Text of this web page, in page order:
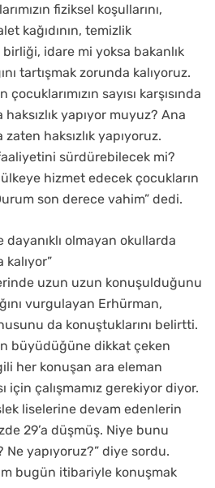
fiziksel koşullarını,
kağıdının, temizlik
idare mi yoksa bakanlık
tartışmak zorunda kalıyoruz.
sayısı karşısında
yapıyor muyuz? Ana
haksızlık yapıyoruz.
sürdürebilecek mi?
hizmet edecek çocukların
son derece vahim” dedi.
dayanıklı olmayan okullarda
uzun uzun konuşulduğunu
vurgulayan Erhürman,
da konuştuklarını belirtti.
büyüdüğüne dikkat çeken
her konuşan ara eleman
için çalışmamız gerekiyor diyor.
liselerine devam edenlerin
29’a düşmüş. Niye bunu
yapıyoruz?” diye sordu.
bugün itibariyle konuşmak